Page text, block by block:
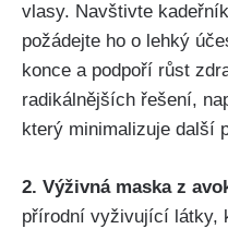
⁤vlasy. Navštivte
požádejte ho o​ lehký
‍konce ‍a podpoří růst
radikálnějších řešení,
který minimalizuje další
2. Výživná maska z
přírodní vyživující látky,